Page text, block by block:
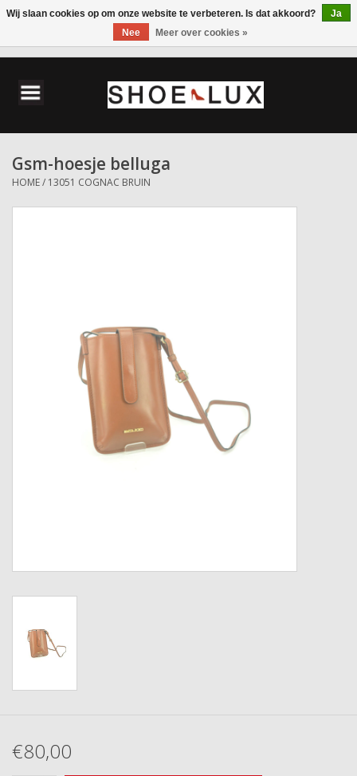
Herenschoenen
Accessoires
Gsm-hoesje belluga
HOME/ 13051 COGNAC BRUIN
€80,00
Wij slaan cookies op om onze website te verbeteren. Is dat akkoord?
Ja
Nee
Meer over cookies »